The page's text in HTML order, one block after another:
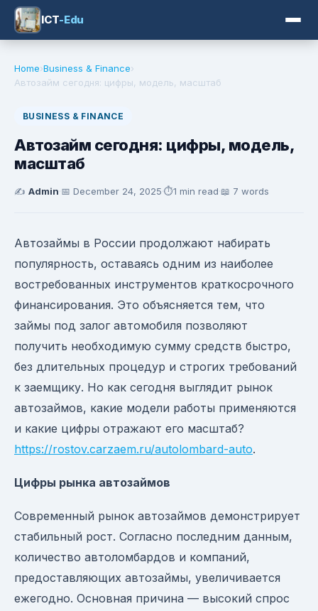
ICT-Edu
Home›Business & Finance›
Автозайм сегодня: цифры, модель, масштаб
BUSINESS & FINANCE
Автозайм сегодня: цифры, модель,
масштаб
✍️ Admin·📅 December 24, 2025·⏱️1 min read·📖 7 words
Автозаймы в России продолжают набирать
популярность, оставаясь одним из наиболее
востребованных инструментов краткосрочного
финансирования. Это объясняется тем, что
займы под залог автомобиля позволяют
получить необходимую сумму средств быстро,
без длительных процедур и строгих требований
к заемщику. Но как сегодня выглядит рынок
автозаймов, какие модели работы применяются
и какие цифры отражают его масштаб?
https://rostov.carzaem.ru/autolombard-auto.
Цифры рынка автозаймов
Современный рынок автозаймов демонстрирует
стабильный рост. Согласно последним данным,
количество автоломбардов и компаний,
предоставляющих автозаймы, увеличивается
ежегодно. Основная причина — высокий спрос